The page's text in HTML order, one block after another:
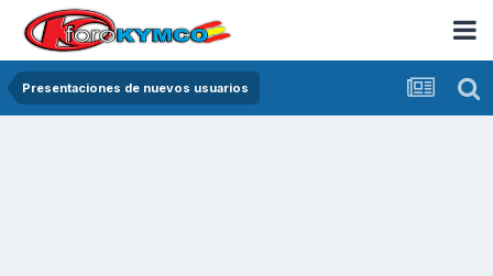
Presentaciones de nuevos usuarios